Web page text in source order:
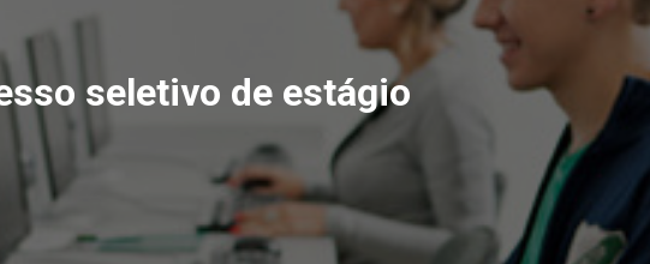
seletivo de estágio